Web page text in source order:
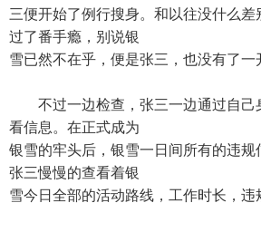
三便开始了例行搜身。和以往没什么差
过了番手瘾，别说银
雪已然不在乎，便是张三，也没有了一
不过一边检查，张三一边通过自己
看信息。在正式成为
银雪的牢头后，银雪一日间所有的违规
张三慢慢的查看着银
雪今日全部的活动路线，工作时长，违